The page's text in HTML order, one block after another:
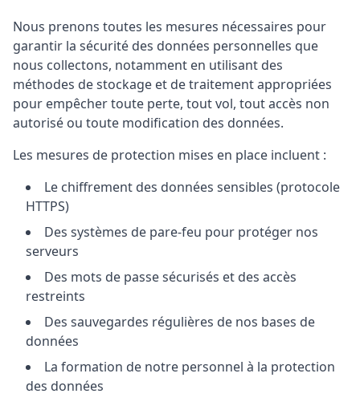
Nous prenons toutes les mesures nécessaires pour
garantir la sécurité des données personnelles que
nous collectons, notamment en utilisant des
méthodes de stockage et de traitement appropriées
pour empêcher toute perte, tout vol, tout accès non
autorisé ou toute modification des données.
Les mesures de protection mises en place incluent :
Le chiffrement des données sensibles (protocole
HTTPS)
Des systèmes de pare-feu pour protéger nos
serveurs
Des mots de passe sécurisés et des accès
restreints
Des sauvegardes régulières de nos bases de
données
La formation de notre personnel à la protection
des données